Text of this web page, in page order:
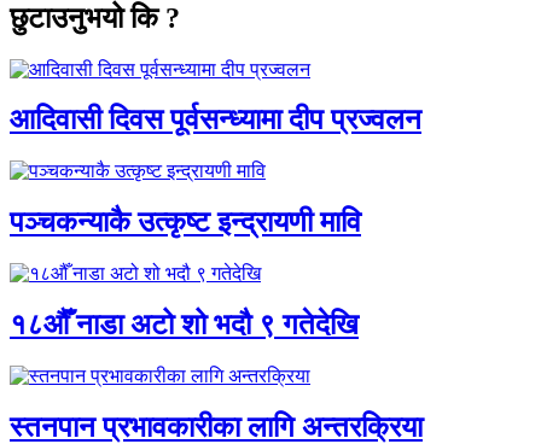
छुटाउनुभयो कि ?
आदिवासी दिवस पूर्वसन्ध्यामा दीप प्रज्वलन
पञ्चकन्याकै उत्कृष्ट इन्द्रायणी मावि
१८औँ नाडा अटो शो भदौ ९ गतेदेखि
स्तनपान प्रभावकारीका लागि अन्तरक्रिया